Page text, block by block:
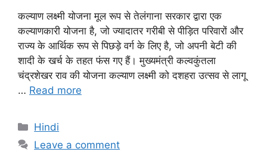
कल्याण लक्ष्मी योजना मूल रूप से तेलंगाना सरकार द्वारा एक
कल्याणकारी योजना है, जो ज्यादातर गरीबी से पीड़ित परिवारों और
राज्य के आर्थिक रूप से पिछड़े वर्ग के लिए है, जो अपनी बेटी की
शादी के खर्च के तहत फंस गए हैं। मुख्यमंत्री कल्वकुंतला
चंद्रशेखर राव की योजना कल्याण लक्ष्मी को दशहरा उत्सव से लागू
… Read more
Categories
Hindi
Leave a comment